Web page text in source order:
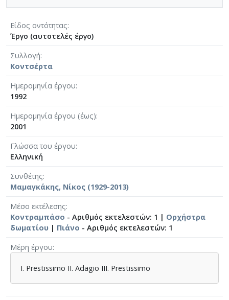
Είδος οντότητας
Έργο (αυτοτελές έργο)
Συλλογή
Κοντσέρτα
Ημερομηνία έργου
1992
Ημερομηνία έργου (έως)
2001
Γλώσσα του έργου
Ελληνική
Συνθέτης
Μαμαγκάκης, Νίκος (1929-2013)
Μέσο εκτέλεσης
Κοντραμπάσο - Αριθμός εκτελεστών: 1 | Ορχήστρα
δωματίου | Πιάνο - Αριθμός εκτελεστών: 1
Μέρη έργου
I. Prestissimo II. Adagio III. Prestissimo